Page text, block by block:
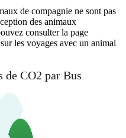
de compagnie ne sont pas
des animaux
consulter la page
les voyages avec un animal
de CO2 par Bus